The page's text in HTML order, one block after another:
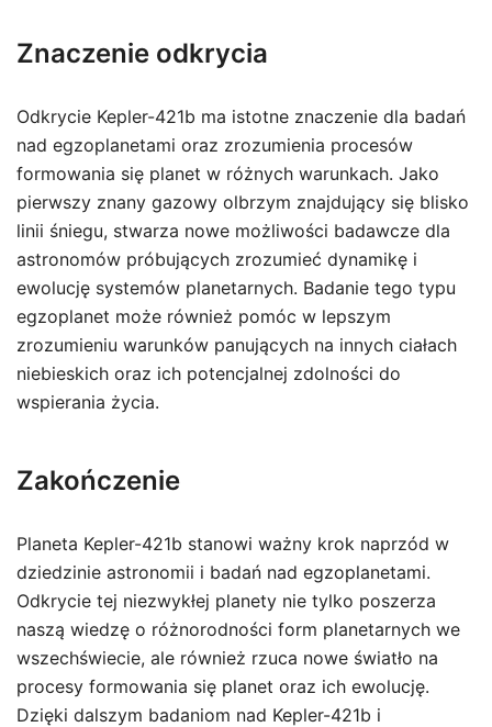
Znaczenie odkrycia
Odkrycie Kepler-421b ma istotne znaczenie dla badań
nad egzoplanetami oraz zrozumienia procesów
formowania się planet w różnych warunkach. Jako
pierwszy znany gazowy olbrzym znajdujący się blisko
linii śniegu, stwarza nowe możliwości badawcze dla
astronomów próbujących zrozumieć dynamikę i
ewolucję systemów planetarnych. Badanie tego typu
egzoplanet może również pomóc w lepszym
zrozumieniu warunków panujących na innych ciałach
niebieskich oraz ich potencjalnej zdolności do
wspierania życia.
Zakończenie
Planeta Kepler-421b stanowi ważny krok naprzód w
dziedzinie astronomii i badań nad egzoplanetami.
Odkrycie tej niezwykłej planety nie tylko poszerza
naszą wiedzę o różnorodności form planetarnych we
wszechświecie, ale również rzuca nowe światło na
procesy formowania się planet oraz ich ewolucję.
Dzięki dalszym badaniom nad Kepler-421b i